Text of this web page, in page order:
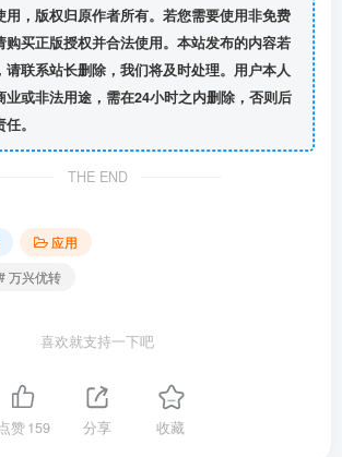
用，版权归原作者所有。若您需要使用非免费
购买正版授权并合法使用。本站发布的内容若
请联系站长删除，我们将及时处理。用户本人
业或非法用途，需在24小时之内删除，否则后
。
THE END
应用
万兴优转
喜欢就支持一下吧
点赞159 分享 收藏